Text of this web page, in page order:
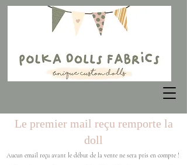
Le premier mail reçu remporte la
doll
Aucun email reçu avant le début de la vente ne sera pris en compte !